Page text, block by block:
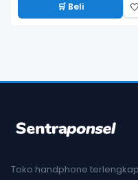
🛒 Beli
Toko handphone